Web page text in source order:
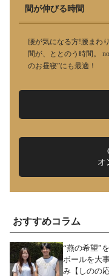
間が伸びる時間
腰が気になる方!腰まわ
間が、ととのう時間。
のお昼寝”にも最適！
オ
おすすめコラム
“燕の希望”
ボールを大
み【しのの